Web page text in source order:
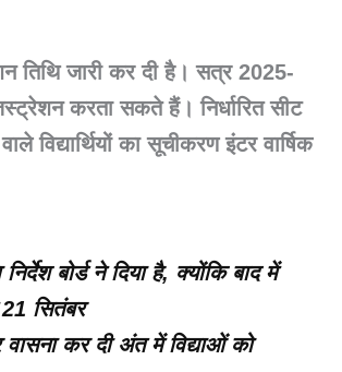
तिथि जारी कर दी है। सत्र 2025-
करता सकते हैं। निर्धारित सीट
विद्यार्थियों का सूचीकरण इंटर वार्षिक
बोर्ड ने दिया है, क्योंकि बाद में
सितंबर
कर दी अंत में विद्याओं को